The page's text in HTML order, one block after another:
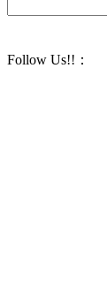
Follow Us!! ：